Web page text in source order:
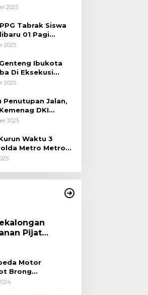
2025
Tabrak Siswa
01 Pagi
Jakarta Utara
2025
Ibukota
Di Eksekusi
Pengadilan Negeri
Awal
2025
Penutupan Jalan,
DKI
Fakta
2025
Waktu 3
Metro Metro
1,14 Ton Narkoba
Pijat
Gratis bagi
Motor
Brong
Polres